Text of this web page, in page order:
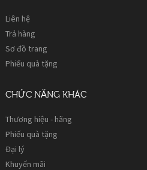
Liên hệ
Trả hàng
Sơ đồ trang
Phiếu quà tặng
CHỨC NĂNG KHÁC
Thương hiệu - hãng
Phiếu quà tặng
Đại lý
Khuyến mãi